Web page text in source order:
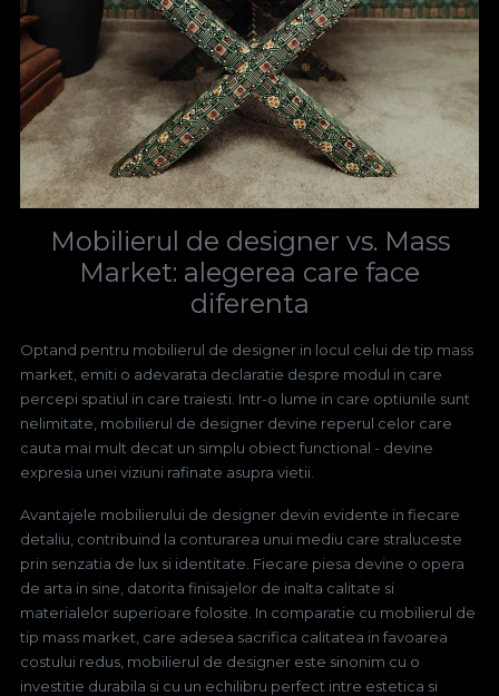
Mobilierul de designer vs. Mass
Market: alegerea care face
diferenta
Optand pentru mobilierul de designer in locul celui de tip mass
market, emiti o adevarata declaratie despre modul in care
percepi spatiul in care traiesti. Intr-o lume in care optiunile sunt
nelimitate, mobilierul de designer devine reperul celor care
cauta mai mult decat un simplu obiect functional - devine
expresia unei viziuni rafinate asupra vietii.
Avantajele mobilierului de designer devin evidente in fiecare
detaliu, contribuind la conturarea unui mediu care straluceste
prin senzatia de lux si identitate. Fiecare piesa devine o opera
de arta in sine, datorita finisajelor de inalta calitate si
materialelor superioare folosite. In comparatie cu mobilierul de
tip mass market, care adesea sacrifica calitatea in favoarea
costului redus, mobilierul de designer este sinonim cu o
investitie durabila si cu un echilibru perfect intre estetica si